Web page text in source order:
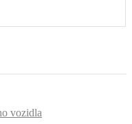
vozidla